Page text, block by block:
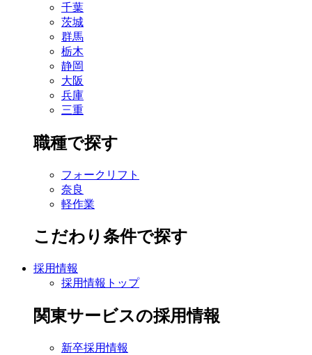
千葉
茨城
群馬
栃木
静岡
大阪
兵庫
三重
職種で探す
フォークリフト
奈良
軽作業
こだわり条件で探す
採用情報
採用情報トップ
関東サービスの採用情報
新卒採用情報